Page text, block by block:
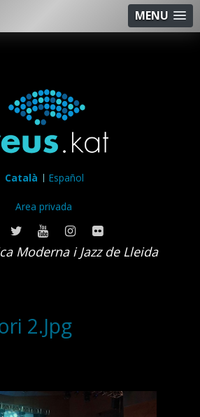
MENU
Català Español
Area privada
Moderna i Jazz de Lleida
2.Jpg